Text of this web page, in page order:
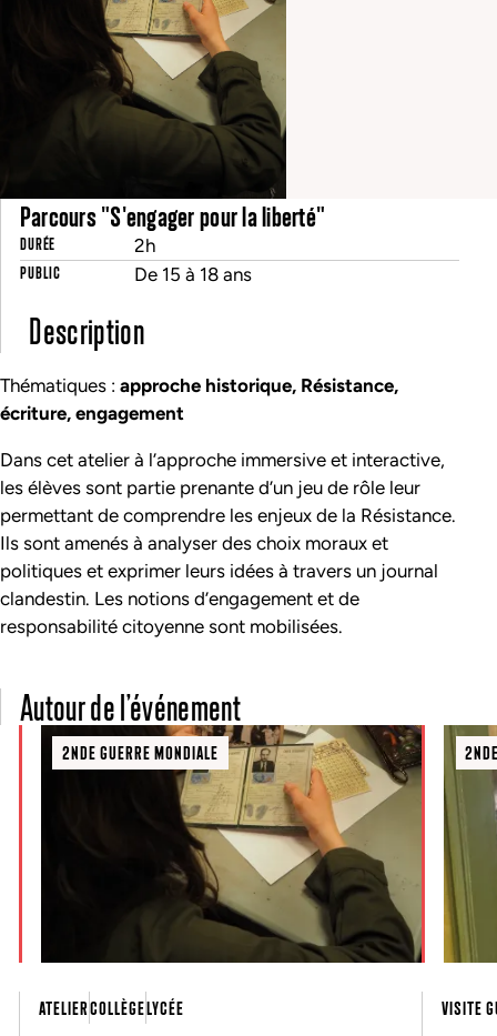
Parcours "S'engager pour la liberté"
DURÉE 2h
PUBLIC De 15 à 18 ans
Description
Thématiques : approche historique, Résistance,
écriture, engagement
Dans cet atelier à l’approche immersive et interactive,
les élèves sont partie prenante d’un jeu de rôle leur
permettant de comprendre les enjeux de la Résistance.
Ils sont amenés à analyser des choix moraux et
politiques et exprimer leurs idées à travers un journal
clandestin. Les notions d’engagement et de
responsabilité citoyenne sont mobilisées.
Autour de l’événement
2NDE GUERRE MONDIALE
ATELIERCOLLÈGELYCÉE VISITE